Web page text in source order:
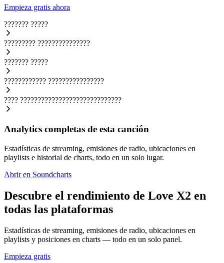
Empieza gratis ahora
??????? ?????
????????? ???????????????
??????? ?????
???????????? ????????????????
???? ?????????????????????????????
Analytics completas de esta canción
Estadísticas de streaming, emisiones de radio, ubicaciones en
playlists e historial de charts, todo en un solo lugar.
Abrir en Soundcharts
Descubre el rendimiento de Love X2 en
todas las plataformas
Estadísticas de streaming, emisiones de radio, ubicaciones en
playlists y posiciones en charts — todo en un solo panel.
Empieza gratis